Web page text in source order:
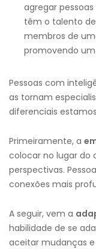
agregar pessoas
têm o talento
membros de
promovendo
Pessoas com
as tornam
diferenciais
Primeiramente, a
colocar no lugar do
perspectivas.
conexões mais
A seguir, vem a a
habilidade de se
aceitar mudanças